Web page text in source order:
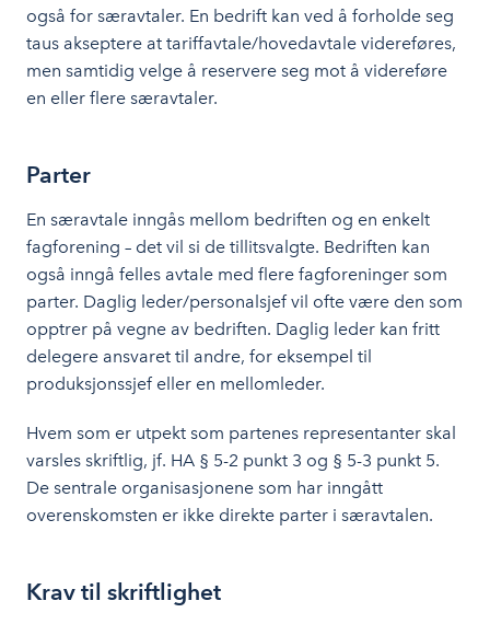
også for særavtaler. En bedrift kan ved å forholde seg
taus akseptere at tariffavtale/hovedavtale videreføres,
men samtidig velge å reservere seg mot å videreføre
en eller flere særavtaler.
Parter
En særavtale inngås mellom bedriften og en enkelt
fagforening – det vil si de tillitsvalgte. Bedriften kan
også inngå felles avtale med flere fagforeninger som
parter. Daglig leder/personalsjef vil ofte være den som
opptrer på vegne av bedriften. Daglig leder kan fritt
delegere ansvaret til andre, for eksempel til
produksjonssjef eller en mellomleder.
Hvem som er utpekt som partenes representanter skal
varsles skriftlig, jf. HA § 5-2 punkt 3 og § 5-3 punkt 5.
De sentrale organisasjonene som har inngått
overenskomsten er ikke direkte parter i særavtalen.
Krav til skriftlighet